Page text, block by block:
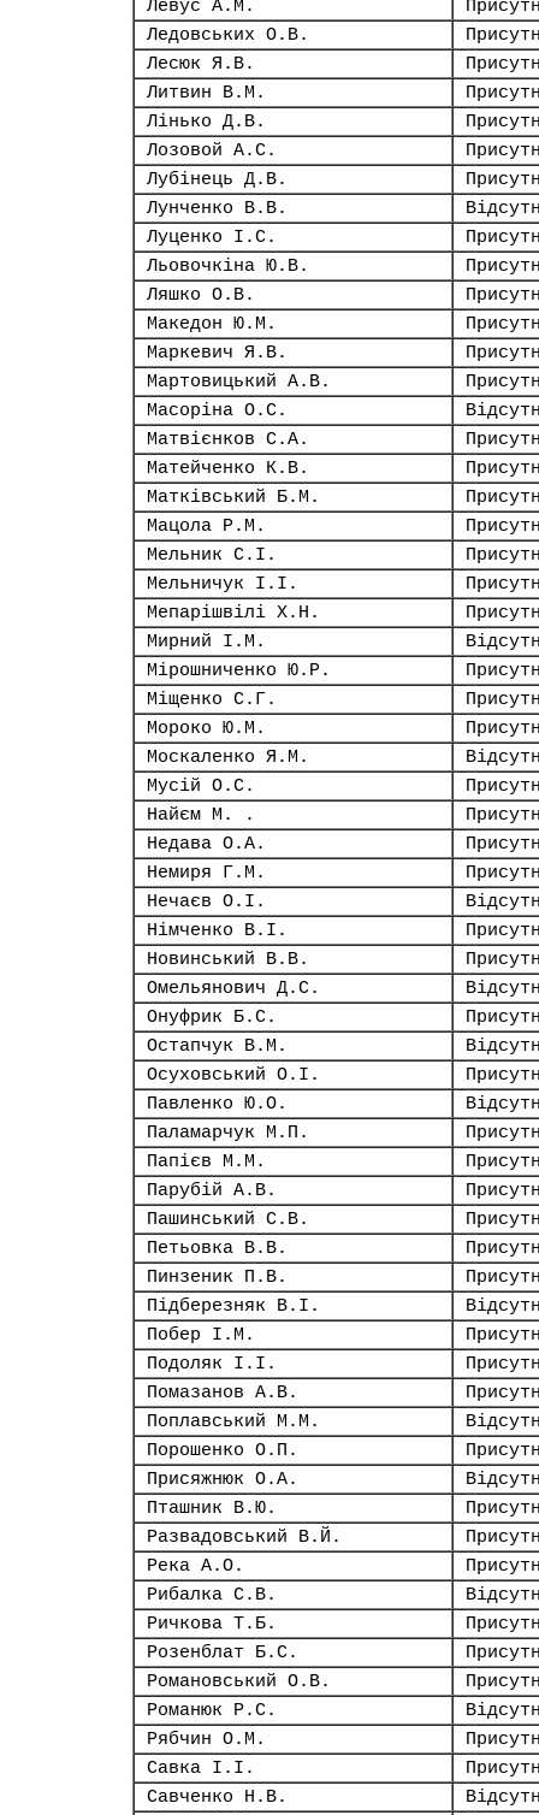
Левус А.М.
Ледовських О.В.
Лесюк Я.В.
Литвин В.М.
Лінько Д.В.
Лозовой А.С.
Лубінець Д.В.
Лунченко В.В.
Луценко І.С.
Льовочкіна Ю.В.
Ляшко О.В.
Македон Ю.М.
Маркевич Я.В.
Мартовицький А.В.
Масоріна О.С.
Матвієнков С.А.
Матейченко К.В.
Матківський Б.М.
Мацола Р.М.
Мельник С.І.
Мельничук І.І.
Мепарішвілі Х.Н.
Мирний І.М.
Мірошниченко Ю.Р.
Міщенко С.Г.
Мороко Ю.М.
Москаленко Я.М.
Мусій О.С.
Найєм М. .
Недава О.А.
Немиря Г.М.
Нечаєв О.І.
Німченко В.І.
Новинський В.В.
Омельянович Д.С.
Онуфрик Б.С.
Остапчук В.М.
Осуховський О.І.
Павленко Ю.О.
Паламарчук М.П.
Папієв М.М.
Парубій А.В.
Пашинський С.В.
Петьовка В.В.
Пинзеник П.В.
Підберезняк В.І.
Побер І.М.
Подоляк І.І.
Помазанов А.В.
Поплавський М.М.
Порошенко О.П.
Присяжнюк О.А.
Пташник В.Ю.
Развадовський В.Й.
Река А.О.
Рибалка С.В.
Ричкова Т.Б.
Розенблат Б.С.
Романовський О.В.
Романюк Р.С.
Рябчин О.М.
Савка І.І.
Савченко Н.В.